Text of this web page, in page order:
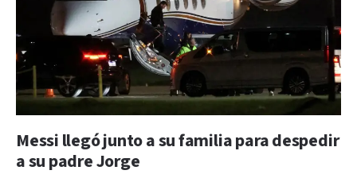
Messi llegó junto a su familia para despedir
a su padre Jorge